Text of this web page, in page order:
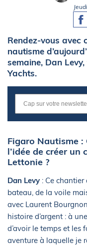
Rendez-vous avec
nautisme
semaine, Dan
Yachts.
Figaro Nautisme :
l’idée de créer
Lettonie ?
Dan Levy : Ce
bateau, de la voile
avec Laurent
histoire d’argent : à
d’avoir le temps et les
aventure à laquelle je